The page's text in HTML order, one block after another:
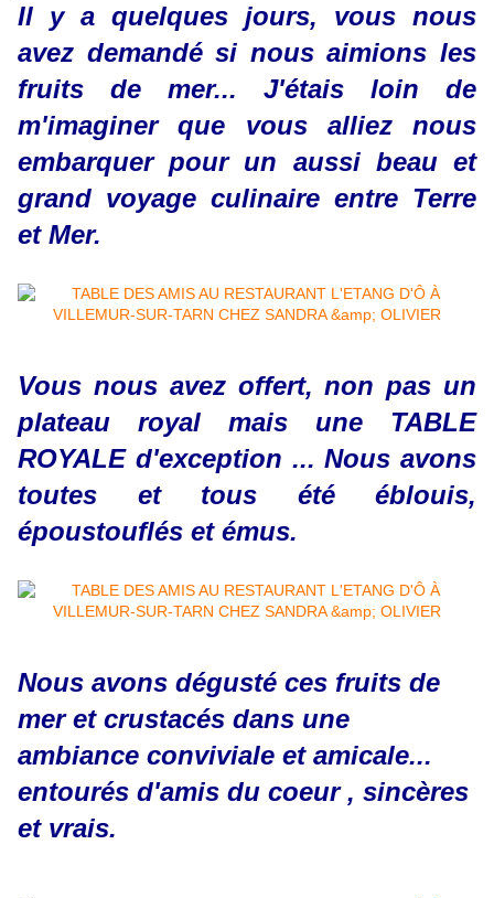
Il y a quelques jours, vous nous
avez demandé si nous aimions les
fruits de mer... J'étais loin de
m'imaginer que vous alliez nous
embarquer pour un aussi beau et
grand voyage culinaire entre Terre
et Mer.
Vous nous avez offert, non pas un
plateau royal mais une TABLE
ROYALE d'exception ... Nous avons
toutes et tous été éblouis,
époustouflés et émus.
Nous avons dégusté ces fruits de
mer et crustacés dans une
ambiance conviviale et amicale...
entourés d'amis du coeur , sincères
et vrais.